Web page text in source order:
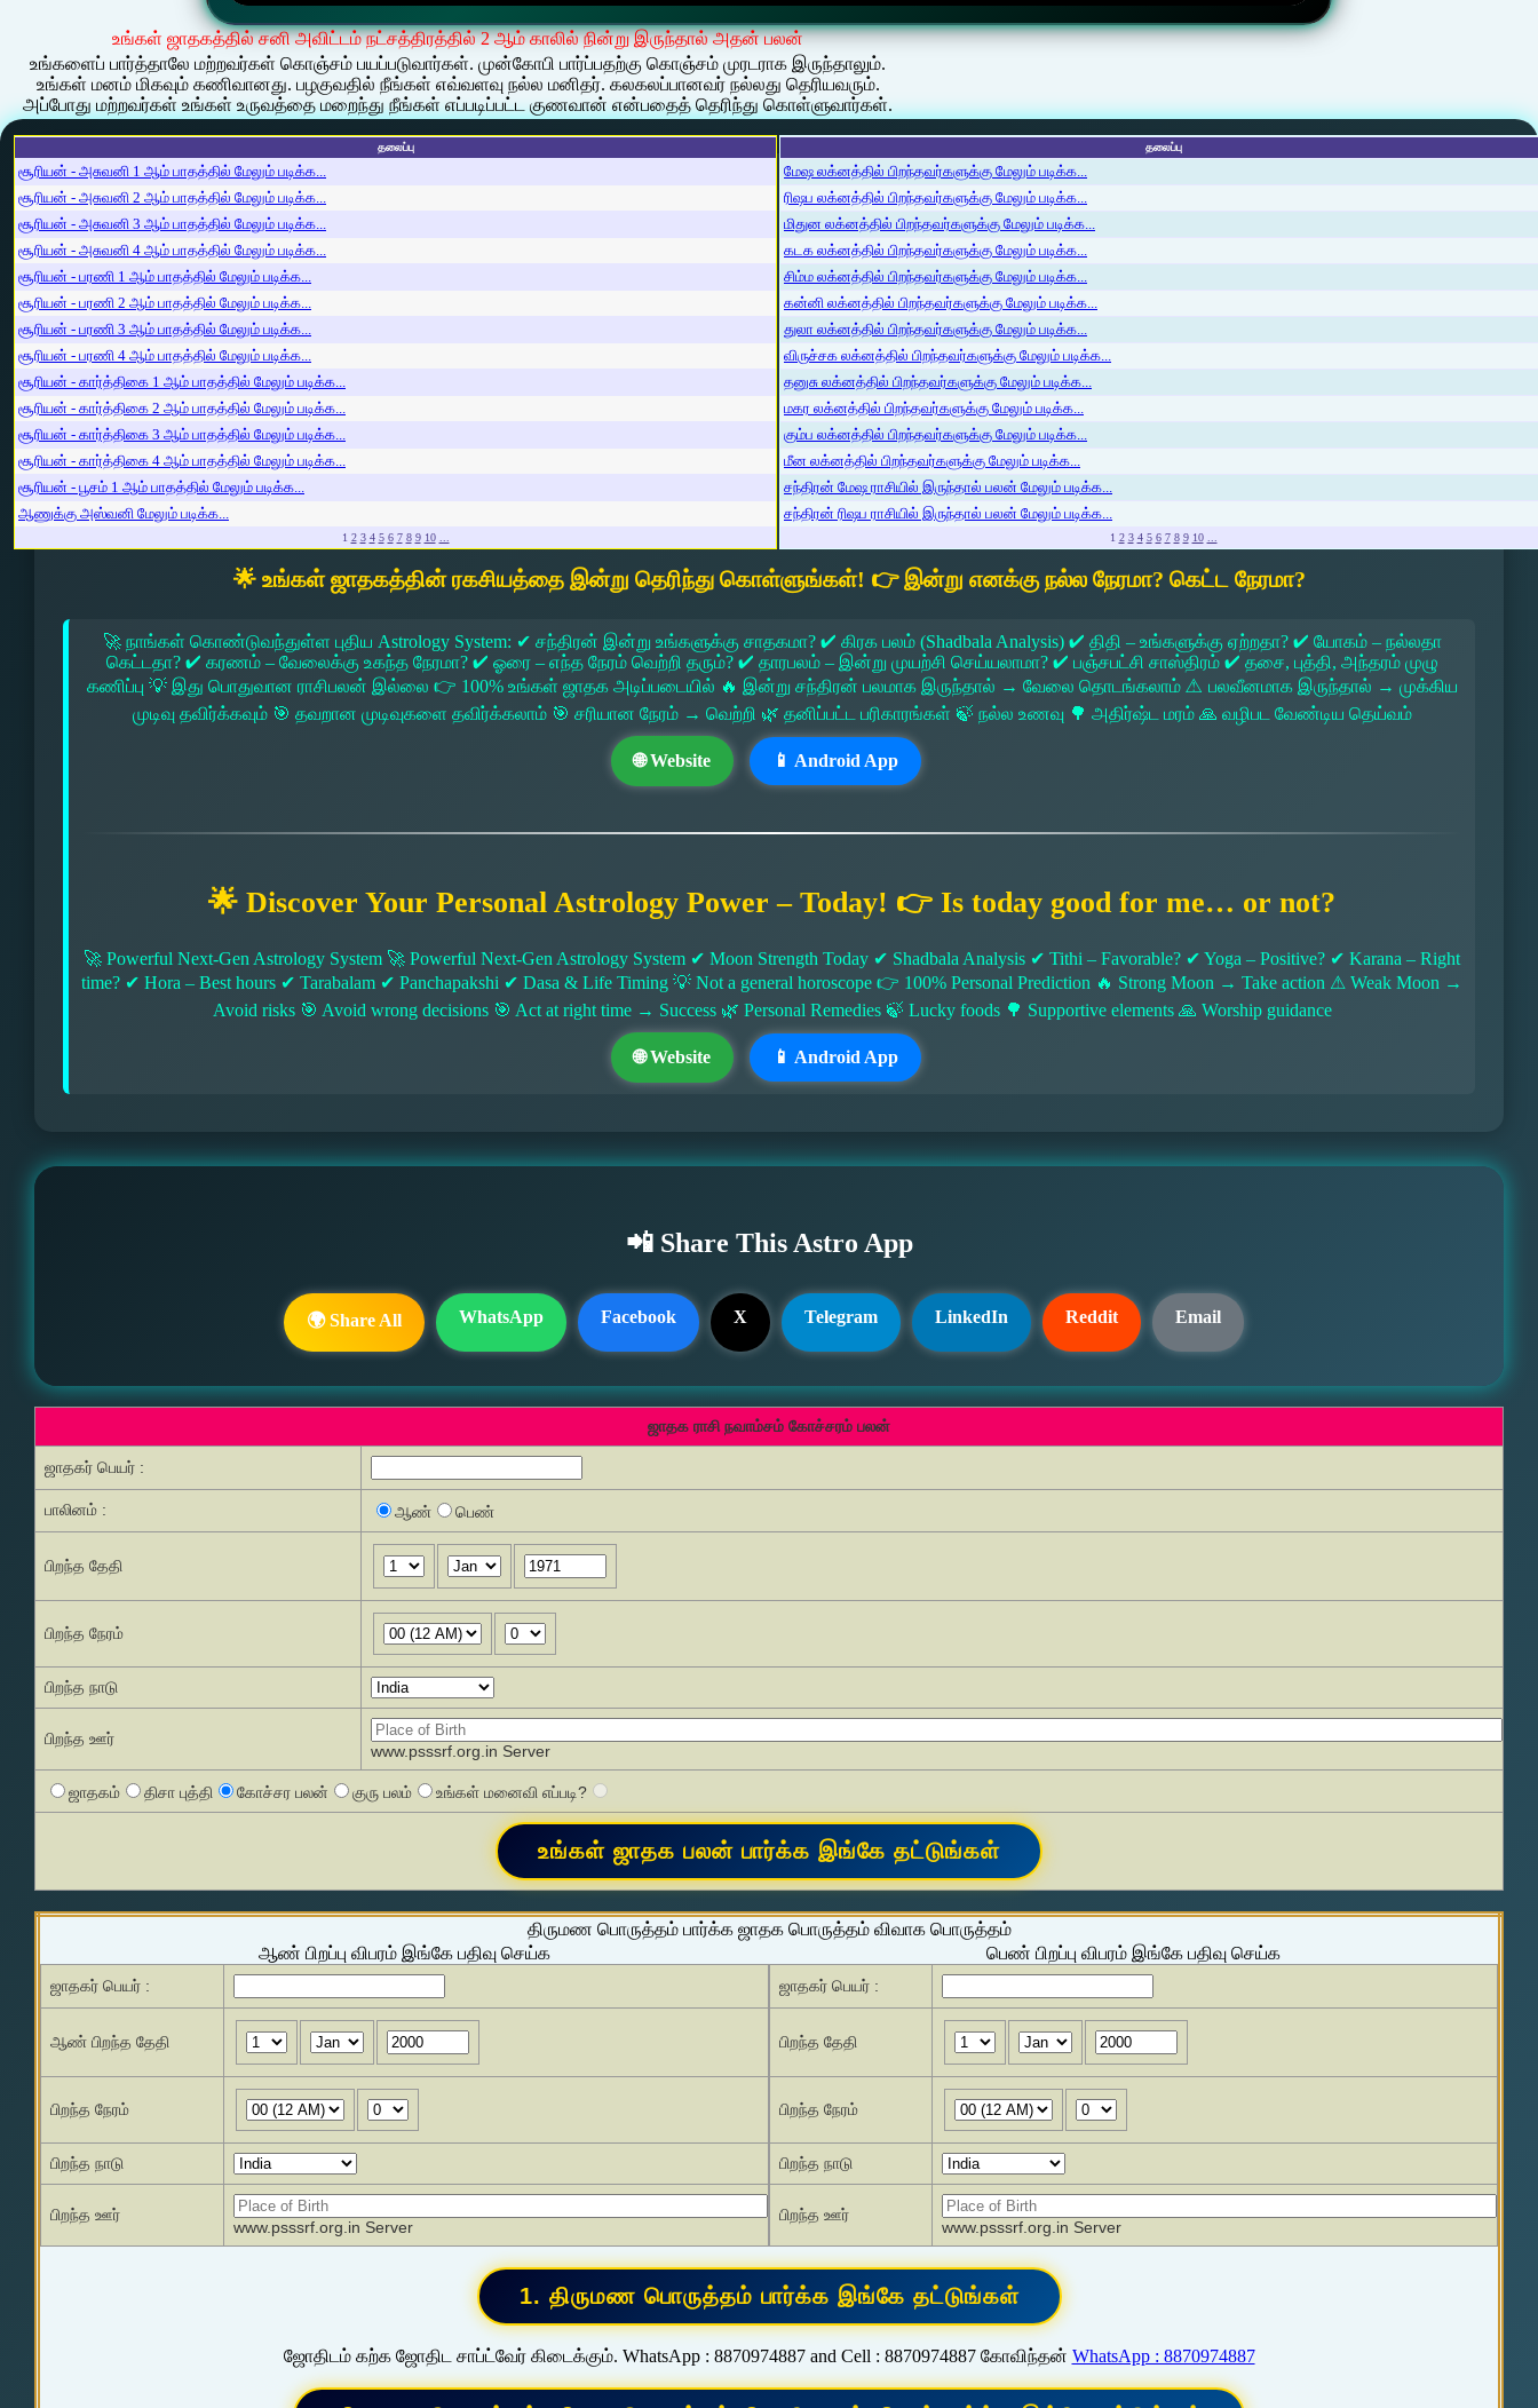
உங்கள் ஜாதகத்தில் சனி அவிட்டம் நட்சத்திரத்தில் 2 ஆம் காலில் நின்று இருந்தால் அதன் பலன்
உங்களைப் பார்த்தாலே மற்றவர்கள் கொஞ்சம் பயப்படுவார்கள். முன்கோபி பார்ப்பதற்கு கொஞ்சம் முரடராக இருந்தாலும்.
உங்கள் மனம் மிகவும் கணிவானது. பழகுவதில் நீங்கள் எவ்வளவு நல்ல மனிதர். கலகலப்பானவர் நல்லது தெரியவரும்.
அப்போது மற்றவர்கள் உங்கள் உருவத்தை மறைந்து நீங்கள் எப்படிப்பட்ட குணவான் என்பதைத் தெரிந்து கொள்ளுவார்கள்.
தலைப்பு
சூரியன் - அசுவனி 1 ஆம் பாதத்தில் மேலும் படிக்க...
சூரியன் - அசுவனி 2 ஆம் பாதத்தில் மேலும் படிக்க...
சூரியன் - அசுவனி 3 ஆம் பாதத்தில் மேலும் படிக்க...
சூரியன் - அசுவனி 4 ஆம் பாதத்தில் மேலும் படிக்க...
சூரியன் - பரணி 1 ஆம் பாதத்தில் மேலும் படிக்க...
சூரியன் - பரணி 2 ஆம் பாதத்தில் மேலும் படிக்க...
சூரியன் - பரணி 3 ஆம் பாதத்தில் மேலும் படிக்க...
சூரியன் - பரணி 4 ஆம் பாதத்தில் மேலும் படிக்க...
சூரியன் - கார்த்திகை 1 ஆம் பாதத்தில் மேலும் படிக்க...
சூரியன் - கார்த்திகை 2 ஆம் பாதத்தில் மேலும் படிக்க...
சூரியன் - கார்த்திகை 3 ஆம் பாதத்தில் மேலும் படிக்க...
சூரியன் - கார்த்திகை 4 ஆம் பாதத்தில் மேலும் படிக்க...
சூரியன் - பூசம் 1 ஆம் பாதத்தில் மேலும் படிக்க...
ஆணுக்கு அஸ்வனி மேலும் படிக்க...
1 2 3 4 5 6 7 8 9 10 ...
தலைப்பு
மேஷ லக்னத்தில் பிறந்தவர்களுக்கு மேலும் படிக்க...
ரிஷப லக்னத்தில் பிறந்தவர்களுக்கு மேலும் படிக்க...
மிதுன லக்னத்தில் பிறந்தவர்களுக்கு மேலும் படிக்க...
கடக லக்னத்தில் பிறந்தவர்களுக்கு மேலும் படிக்க...
சிம்ம லக்னத்தில் பிறந்தவர்களுக்கு மேலும் படிக்க...
கன்னி லக்னத்தில் பிறந்தவர்களுக்கு மேலும் படிக்க...
துலா லக்னத்தில் பிறந்தவர்களுக்கு மேலும் படிக்க...
விருச்சக லக்னத்தில் பிறந்தவர்களுக்கு மேலும் படிக்க...
தனுசு லக்னத்தில் பிறந்தவர்களுக்கு மேலும் படிக்க...
மகர லக்னத்தில் பிறந்தவர்களுக்கு மேலும் படிக்க...
கும்ப லக்னத்தில் பிறந்தவர்களுக்கு மேலும் படிக்க...
மீன லக்னத்தில் பிறந்தவர்களுக்கு மேலும் படிக்க...
சந்திரன் மேஷ ராசியில் இருந்தால் பலன் மேலும் படிக்க...
சந்திரன் ரிஷப ராசியில் இருந்தால் பலன் மேலும் படிக்க...
1 2 3 4 5 6 7 8 9 10 ...
🌟 உங்கள் ஜாதகத்தின் ரகசியத்தை இன்று தெரிந்து கொள்ளுங்கள்! 👉 இன்று எனக்கு நல்ல நேரமா? கெட்ட நேரமா?
🚀 நாங்கள் கொண்டுவந்துள்ள புதிய Astrology System: ✔ சந்திரன் இன்று உங்களுக்கு சாதகமா? ✔ கிரக பலம் (Shadbala Analysis) ✔ திதி – உங்களுக்கு ஏற்றதா? ✔ யோகம் – நல்லதா
கெட்டதா? ✔ கரணம் – வேலைக்கு உகந்த நேரமா? ✔ ஓரை – எந்த நேரம் வெற்றி தரும்? ✔ தாரபலம் – இன்று முயற்சி செய்யலாமா? ✔ பஞ்சபட்சி சாஸ்திரம் ✔ தசை, புத்தி, அந்தரம் முழு
கணிப்பு 💡 இது பொதுவான ராசிபலன் இல்லை 👉 100% உங்கள் ஜாதக அடிப்படையில் 🔥 இன்று சந்திரன் பலமாக இருந்தால் → வேலை தொடங்கலாம் ⚠ பலவீனமாக இருந்தால் → முக்கிய
முடிவு தவிர்க்கவும் 🎯 தவறான முடிவுகளை தவிர்க்கலாம் 🎯 சரியான நேரம் → வெற்றி 🌿 தனிப்பட்ட பரிகாரங்கள் 🍃 நல்ல உணவு 🌳 அதிர்ஷ்ட மரம் 🙏 வழிபட வேண்டிய தெய்வம்
🌐 Website 📱 Android App
🌟 Discover Your Personal Astrology Power – Today! 👉 Is today good for me… or not?
🚀 Powerful Next-Gen Astrology System 🚀 Powerful Next-Gen Astrology System ✔ Moon Strength Today ✔ Shadbala Analysis ✔ Tithi – Favorable? ✔ Yoga – Positive? ✔ Karana – Right
time? ✔ Hora – Best hours ✔ Tarabalam ✔ Panchapakshi ✔ Dasa & Life Timing 💡 Not a general horoscope 👉 100% Personal Prediction 🔥 Strong Moon → Take action ⚠ Weak Moon →
Avoid risks 🎯 Avoid wrong decisions 🎯 Act at right time → Success 🌿 Personal Remedies 🍃 Lucky foods 🌳 Supportive elements 🙏 Worship guidance
🌐 Website 📱 Android App
📲 Share This Astro App
🌍 Share All WhatsApp Facebook X Telegram LinkedIn Reddit Email
ஜாதக ராசி நவாம்சம் கோச்சரம் பலன்
ஜாதகர் பெயர் :
பாலினம் : ஆண் பெண்
பிறந்த தேதி
பிறந்த நேரம்
பிறந்த நாடு
பிறந்த ஊர்
www.psssrf.org.in Server
ஜாதகம் திசா புத்தி கோச்சர பலன் குரு பலம் உங்கள் மனைவி எப்படி?
திருமண பொருத்தம் பார்க்க ஜாதக பொருத்தம் விவாக பொருத்தம்
ஆண் பிறப்பு விபரம் இங்கே பதிவு செய்க
பெண் பிறப்பு விபரம் இங்கே பதிவு செய்க
ஜாதகர் பெயர் :
ஆண் பிறந்த தேதி
பிறந்த நேரம்
பிறந்த நாடு
பிறந்த ஊர்
www.psssrf.org.in Server
ஜாதகர் பெயர் :
பிறந்த தேதி
பிறந்த நேரம்
பிறந்த நாடு
பிறந்த ஊர்
www.psssrf.org.in Server
ஜோதிடம் கற்க ஜோதிட சாப்ட்வேர் கிடைக்கும். WhatsApp : 8870974887 and Cell : 8870974887 கோவிந்தன் WhatsApp : 8870974887